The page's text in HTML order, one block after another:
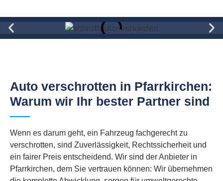
Auto verschrotten in Pfarrkirchen:
Warum wir Ihr bester Partner sind
Wenn es darum geht, ein Fahrzeug fachgerecht zu
verschrotten, sind Zuverlässigkeit, Rechtssicherheit und
ein fairer Preis entscheidend. Wir sind der Anbieter in
Pfarrkirchen, dem Sie vertrauen können: Wir übernehmen